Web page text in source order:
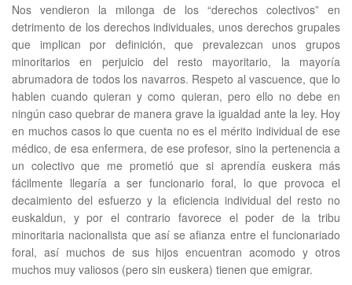
Nos vendieron la milonga de los “derechos colectivos” en
detrimento de los derechos individuales, unos derechos grupales
que implican por definición, que prevalezcan unos grupos
minoritarios en perjuicio del resto mayoritario, la mayoría
abrumadora de todos los navarros. Respeto al vascuence, que lo
hablen cuando quieran y como quieran, pero ello no debe en
ningún caso quebrar de manera grave la igualdad ante la ley. Hoy
en muchos casos lo que cuenta no es el mérito individual de ese
médico, de esa enfermera, de ese profesor, sino la pertenencia a
un colectivo que me prometió que si aprendía euskera más
fácilmente llegaría a ser funcionario foral, lo que provoca el
decaimiento del esfuerzo y la eficiencia individual del resto no
euskaldun, y por el contrario favorece el poder de la tribu
minoritaria nacionalista que así se afianza entre el funcionariado
foral, así muchos de sus hijos encuentran acomodo y otros
muchos muy valiosos (pero sin euskera) tienen que emigrar.